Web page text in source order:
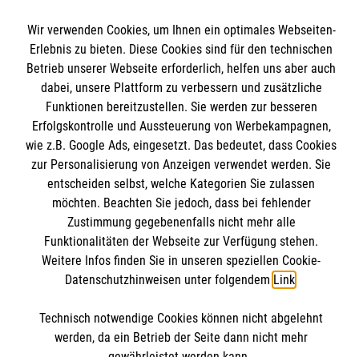
Fachbereich Ausbildung
Fachbereich Betriebssanitäter
Fachbereich Einsatzdienste / Katastrophenschutz
Malteser Grundausbildung
Fachbereich Rettungsdienst
Spenden und Helfen
Die Malteser in Baden-Württemberg
Informationen
Kontakt
Impressum
Datenschutz
Malteser online
Malteserorden
Malteser Jugend
Malteser International
Mediathek
Spendenkonto
IBAN: DE90 6005 0101 0001 2706 88
BIC: SOLADEST600
Soziale Netzwerke
Wir verwenden Cookies, um Ihnen ein optimales Webseiten-
Erlebnis zu bieten. Diese Cookies sind für den technischen
Betrieb unserer Webseite erforderlich, helfen uns aber auch
dabei, unsere Plattform zu verbessern und zusätzliche
Funktionen bereitzustellen. Sie werden zur besseren
Erfolgskontrolle und Aussteuerung von Werbekampagnen,
wie z.B. Google Ads, eingesetzt. Das bedeutet, dass Cookies
zur Personalisierung von Anzeigen verwendet werden. Sie
entscheiden selbst, welche Kategorien Sie zulassen
möchten. Beachten Sie jedoch, dass bei fehlender
Zustimmung gegebenenfalls nicht mehr alle
Funktionalitäten der Webseite zur Verfügung stehen.
Weitere Infos finden Sie in unseren speziellen Cookie-
Datenschutzhinweisen unter folgendem Link.
Technisch notwendige Cookies können nicht abgelehnt
werden, da ein Betrieb der Seite dann nicht mehr